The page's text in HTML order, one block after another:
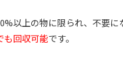
以上の物に限られ、不要
も回収可能です。